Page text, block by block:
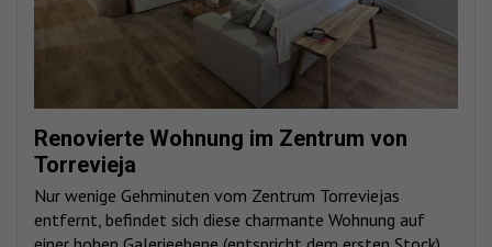
Renovierte Wohnung im Zentrum von
Torrevieja
Nur wenige Gehminuten vom Zentrum Torreviejas
entfernt, befindet sich diese charmante Wohnung auf